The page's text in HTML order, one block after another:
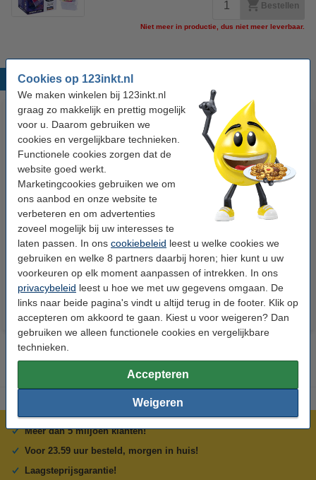
Cookies op 123inkt.nl
We maken winkelen bij 123inkt.nl
graag zo makkelijk en prettig mogelijk
voor u. Daarom gebruiken we
cookies en vergelijkbare technieken.
Functionele cookies zorgen dat de
website goed werkt.
Marketingcookies gebruiken we om
ons aanbod en onze website te
verbeteren en om advertenties
zoveel mogelijk bij uw interesses te
laten passen. In ons cookiebeleid leest u welke cookies we
gebruiken en welke 8 partners daarbij horen; hier kunt u uw
voorkeuren op elk moment aanpassen of intrekken. In ons
privacybeleid leest u hoe we met uw gegevens omgaan. De
links naar beide pagina's vindt u altijd terug in de footer. Klik op
accepteren om akkoord te gaan. Kiest u voor weigeren? Dan
gebruiken we alleen functionele cookies en vergelijkbare
technieken.
Accepteren
Weigeren
Bestellen
Niet meer in productie, dus niet meer leverbaar.
Populaire producten
123accu Xtreme Power MN1500
Penlite AA batterij 24 stuks
€ 14,95 Incl. 21% btw
123inkt kopieerpapier 1 doos
FSC® Mix Credit
€ 33,50 Incl. 21% btw
Meer dan 5 miljoen klanten!
Voor 23.59 uur besteld, morgen in huis!
Laagsteprijsgarantie!